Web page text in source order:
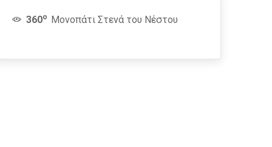
360o Μονοπάτι Στενά του Νέστου